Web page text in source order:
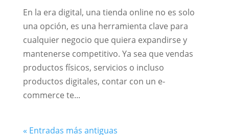
En la era digital, una tienda online no es solo
una opción, es una herramienta clave para
cualquier negocio que quiera expandirse y
mantenerse competitivo. Ya sea que vendas
productos físicos, servicios o incluso
productos digitales, contar con un e-
commerce te...
« Entradas más antiguas